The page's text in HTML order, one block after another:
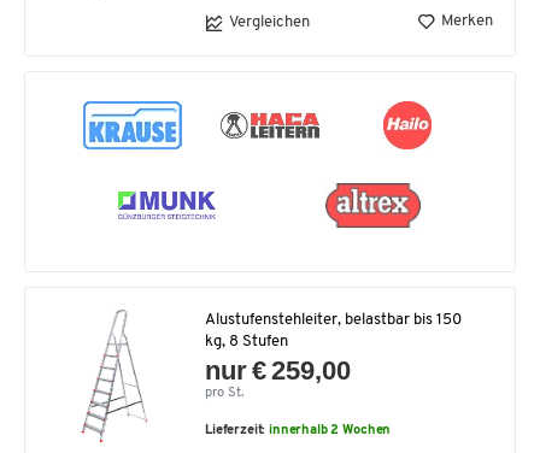
Vergleichen Merken
Alustufenstehleiter, belastbar bis 150
kg, 8 Stufen
nur € 259,00
pro St.
Lieferzeit:innerhalb 2 Wochen